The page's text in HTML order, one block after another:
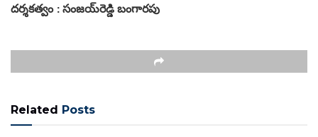
దర్శకత్వం : సంజయ్‌రెడ్డి బంగారపు
Related Posts